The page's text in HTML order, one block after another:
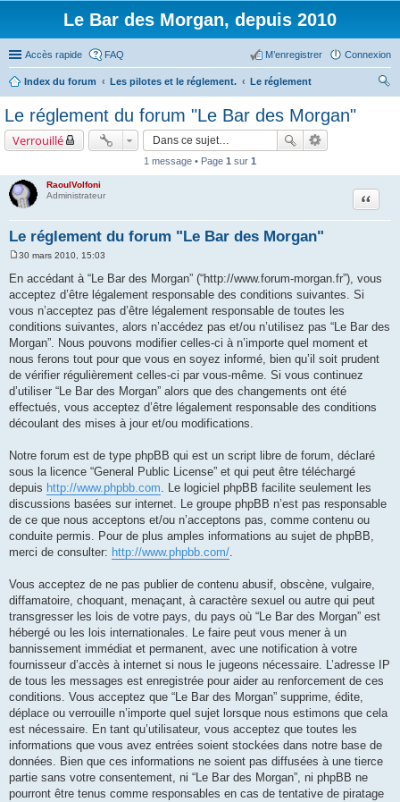
Le Bar des Morgan, depuis 2010
Accès rapide FAQ Connexion
M’enregistrer
Index du forum Les pilotes et le réglement.
Le réglement
Le réglement du forum "Le Bar des Morgan"
Verrouillé
1 message • Page 1 sur 1
RaoulVolfoni
Administrateur
Le réglement du forum "Le Bar des Morgan"
Citation
s
s
g
e
30 mars 2010, 15:03
En accédant à “Le Bar des Morgan” (“http://www.forum-morgan.fr”), vous
acceptez d’être légalement responsable des conditions suivantes. Si
vous n’acceptez pas d’être légalement responsable de toutes les
conditions suivantes, alors n’accédez pas et/ou n’utilisez pas “Le Bar des
Morgan”. Nous pouvons modifier celles-ci à n’importe quel moment et
nous ferons tout pour que vous en soyez informé, bien qu’il soit prudent
de vérifier régulièrement celles-ci par vous-même. Si vous continuez
d’utiliser “Le Bar des Morgan” alors que des changements ont été
effectués, vous acceptez d’être légalement responsable des conditions
découlant des mises à jour et/ou modifications.
Notre forum est de type phpBB qui est un script libre de forum, déclaré
sous la licence “General Public License” et qui peut être téléchargé
depuis http://www.phpbb.com. Le logiciel phpBB facilite seulement les
discussions basées sur internet. Le groupe phpBB n’est pas responsable
de ce que nous acceptons et/ou n’acceptons pas, comme contenu ou
conduite permis. Pour de plus amples informations au sujet de phpBB,
merci de consulter: http://www.phpbb.com/.
Vous acceptez de ne pas publier de contenu abusif, obscène, vulgaire,
diffamatoire, choquant, menaçant, à caractère sexuel ou autre qui peut
transgresser les lois de votre pays, du pays où “Le Bar des Morgan” est
hébergé ou les lois internationales. Le faire peut vous mener à un
bannissement immédiat et permanent, avec une notification à votre
fournisseur d’accès à internet si nous le jugeons nécessaire. L’adresse IP
de tous les messages est enregistrée pour aider au renforcement de ces
conditions. Vous acceptez que “Le Bar des Morgan” supprime, édite,
déplace ou verrouille n’importe quel sujet lorsque nous estimons que cela
est nécessaire. En tant qu’utilisateur, vous acceptez que toutes les
informations que vous avez entrées soient stockées dans notre base de
données. Bien que ces informations ne soient pas diffusées à une tierce
partie sans votre consentement, ni “Le Bar des Morgan”, ni phpBB ne
pourront être tenus comme responsables en cas de tentative de piratage